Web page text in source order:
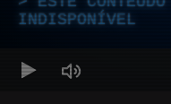
INDISPONÍVEL